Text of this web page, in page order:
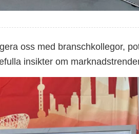
oss med branschkollegor,
insikter om